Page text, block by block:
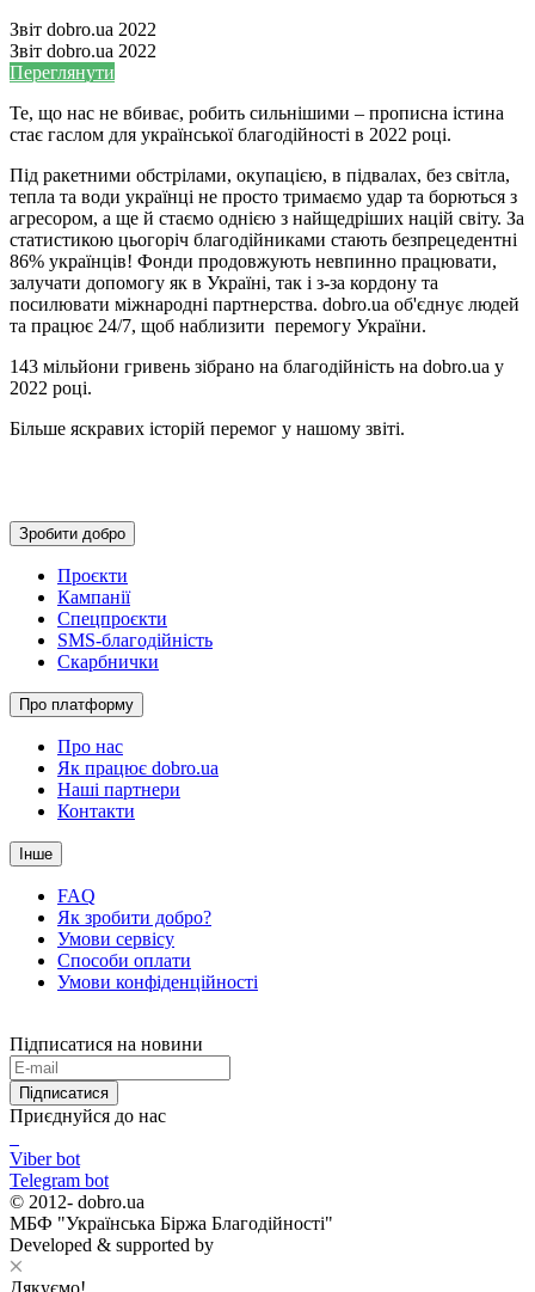
Звіт dobro.ua 2022
Звіт dobro.ua 2022
Переглянути
Те, що нас не вбиває, робить сильнішими – прописна істина
стає гаслом для української благодійності в 2022 році.
Під ракетними обстрілами, окупацією, в підвалах, без світла,
тепла та води українці не просто тримаємо удар та борються з
агресором, а ще й стаємо однією з найщедріших націй світу. За
статистикою цьогоріч благодійниками стають безпрецедентні
86% українців! Фонди продовжують невпинно працювати,
залучати допомогу як в Україні, так і з-за кордону та
посилювати міжнародні партнерства. dobro.ua об'єднує людей
та працює 24/7, щоб наблизити перемогу України.
143 мільйони гривень зібрано на благодійність на dobro.ua у
2022 році.
Більше яскравих історій перемог у нашому звіті.
Зробити добро
Проєкти
Кампанії
Спецпроєкти
SMS-благодійність
Скарбнички
Про платформу
Про нас
Як працює dobro.ua
Наші партнери
Контакти
Інше
FAQ
Як зробити добро?
Умови сервісу
Способи оплати
Умови конфіденційності
Підписатися на новини
Підписатися
Приєднуйся до нас
Viber bot
Telegram bot
© 2012- dobro.ua
МБФ "Українська Біржа Благодійності"
Developed & supported by
Дякуємо!